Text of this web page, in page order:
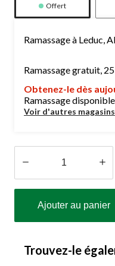
Offert
Ramassage à Leduc,
Ramassage gratuit,
Obtenez-le dès
Ramassage
Voir d'autres magasins
Ajouter au panier
Trouvez-le